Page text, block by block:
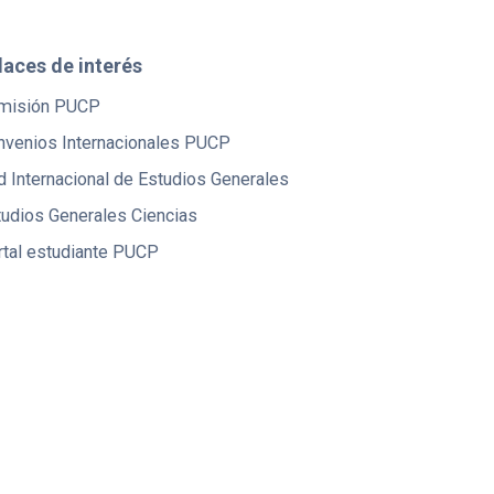
de interés
PUCP
Internacionales PUCP
Internacional de Estudios Generales
Generales Ciencias
estudiante PUCP